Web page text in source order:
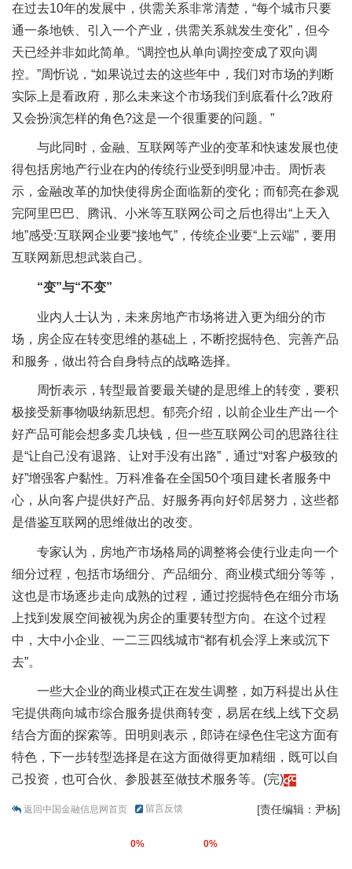
在过去10年的发展中，供需关系非常清楚，“每个城市只要
通一条地铁、引入一个产业，供需关系就发生变化”，但今
天已经并非如此简单。“调控也从单向调控变成了双向调
控。”周忻说，“如果说过去的这些年中，我们对市场的判断
实际上是看政府，那么未来这个市场我们到底看什么?政府
又会扮演怎样的角色?这是一个很重要的问题。”
与此同时，金融、互联网等产业的变革和快速发展也使
得包括房地产行业在内的传统行业受到明显冲击。周忻表
示，金融改革的加快使得房企面临新的变化；而郁亮在参观
完阿里巴巴、腾讯、小米等互联网公司之后也得出“上天入
地”感受:互联网企业要“接地气”，传统企业要“上云端”，要用
互联网新思想武装自己。
“变”与“不变”
业内人士认为，未来房地产市场将进入更为细分的市
场，房企应在转变思维的基础上，不断挖掘特色、完善产品
和服务，做出符合自身特点的战略选择。
周忻表示，转型最首要最关键的是思维上的转变，要积
极接受新事物吸纳新思想。郁亮介绍，以前企业生产出一个
好产品可能会想多卖几块钱，但一些互联网公司的思路往往
是“让自己没有退路、让对手没有出路”，通过“对客户极致的
好”增强客户黏性。万科准备在全国50个项目建长者服务中
心，从向客户提供好产品、好服务再向好邻居努力，这些都
是借鉴互联网的思维做出的改变。
专家认为，房地产市场格局的调整将会使行业走向一个
细分过程，包括市场细分、产品细分、商业模式细分等等，
这也是市场逐步走向成熟的过程，通过挖掘特色在细分市场
上找到发展空间被视为房企的重要转型方向。在这个过程
中，大中小企业、一二三四线城市“都有机会浮上来或沉下
去”。
一些大企业的商业模式正在发生调整，如万科提出从住
宅提供商向城市综合服务提供商转变，易居在线上线下交易
结合方面的探索等。田明则表示，郎诗在绿色住宅这方面有
特色，下一步转型选择是在这方面做得更加精细，既可以自
己投资，也可合伙、参股甚至做技术服务等。(完)
返回中国金融信息网首页 留言反馈 [责任编辑：尹杨]
0% 0%